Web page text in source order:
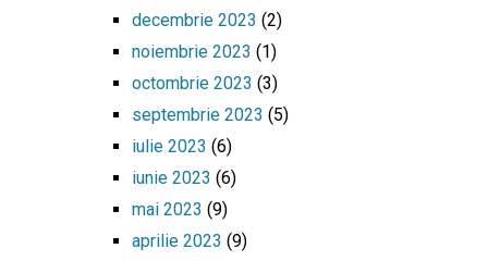
decembrie 2023 (2)
noiembrie 2023 (1)
octombrie 2023 (3)
septembrie 2023 (5)
iulie 2023 (6)
iunie 2023 (6)
mai 2023 (9)
aprilie 2023 (9)